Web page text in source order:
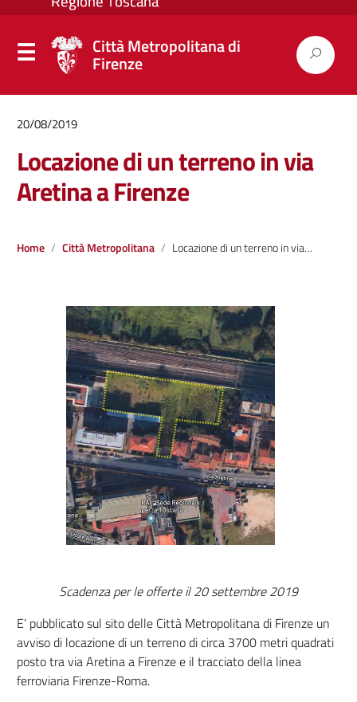
Città Metropolitana di
Firenze
20/08/2019
Locazione di un terreno in via
Aretina a Firenze
Home Città Metropolitana Locazione di un terreno in via Aretina a Firenze
Scadenza per le offerte il 20 settembre 2019
E’ pubblicato sul sito delle Città Metropolitana di Firenze un
avviso di locazione di un terreno di circa 3700 metri quadrati
posto tra via Aretina a Firenze e il tracciato della linea
ferroviaria Firenze-Roma.